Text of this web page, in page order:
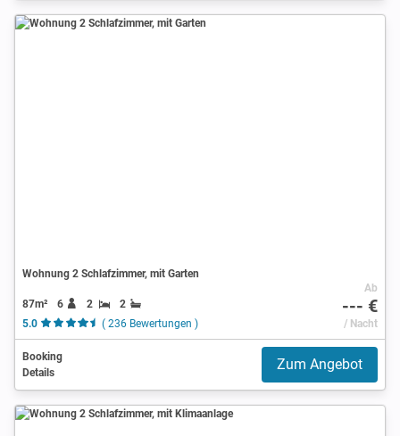
Wohnung 2 Schlafzimmer, mit Garten
87m² 6 2
2
5.0
( 236 Bewertungen )
Ab
--- €
/ Nacht
Booking
Details
Zum Angebot